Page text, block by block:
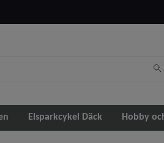
Elsparkcykel Däck Hobby